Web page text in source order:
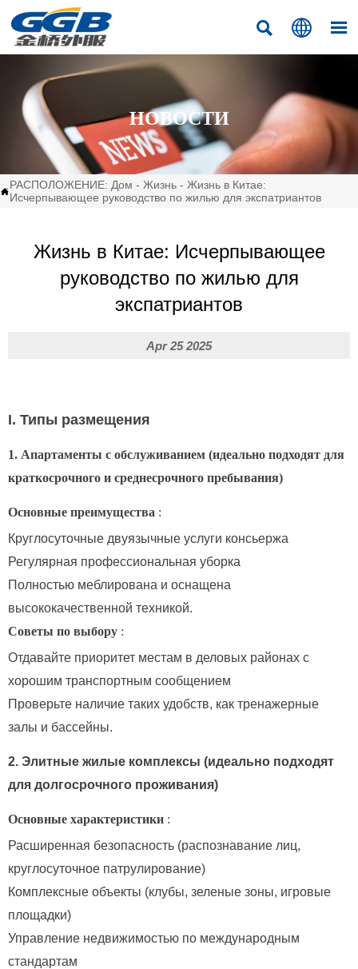
  
НОВОСТИ
РАСПОЛОЖЕНИЕ: Дом - Жизнь - Жизнь в Китае:
Исчерпывающее руководство по жилью для экспатриантов
Жизнь в Китае: Исчерпывающее
руководство по жилью для
экспатриантов
Apr 25 2025
I. Типы размещения
1. Апартаменты с обслуживанием (идеально подходят для
краткосрочного и среднесрочного пребывания)
Основные преимущества :
Круглосуточные двуязычные услуги консьержа
Регулярная профессиональная уборка
Полностью меблирована и оснащена
высококачественной техникой.
Советы по выбору :
Отдавайте приоритет местам в деловых районах с
хорошим транспортным сообщением
Проверьте наличие таких удобств, как тренажерные
залы и бассейны.
2. Элитные жилые комплексы (идеально подходят
для долгосрочного проживания)
Основные характеристики :
Расширенная безопасность (распознавание лиц,
круглосуточное патрулирование)
Комплексные объекты (клубы, зеленые зоны, игровые
площадки)
Управление недвижимостью по международным
стандартам